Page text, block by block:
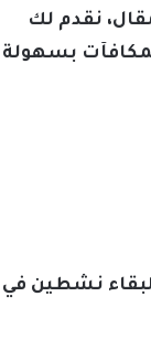
نقدم لك
بالمكافآت بسهولة
نشطين في